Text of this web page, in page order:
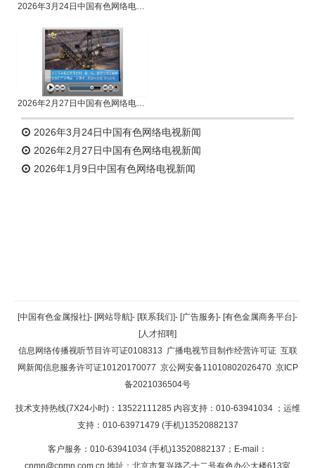
2026年3月24日中国有色网络电视新闻
2026年2月27日中国有色网络电视新闻
2026年3月24日中国有色网络电视新闻
2026年2月27日中国有色网络电视新闻
2026年1月9日中国有色网络电视新闻
返回顶部
返回首页
[中国有色金属报社]- [网站导航]- [联系我们]- [广告服务]- [有色金属商务平台]-
[人才招聘]
信息网络传播视听节目许可证0108313 广播电视节目制作经营许可证 互联
网新闻信息服务许可证10120170077 京公网安备11010802026470 京ICP
备2021036504号
技术支持热线(7X24小时)：13522111285 内容支持：010-63941034 ；运维
支持：010-63971479 (手机)13520882137
客户服务：010-63941034 (手机)13520882137；E-mail：
cnmn@cnmn.com.cn 地址：北京市复兴路乙十二号有色办公大楼613室